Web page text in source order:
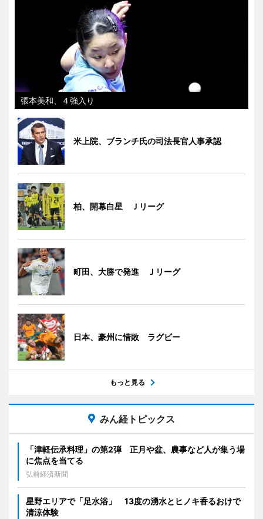
張本美和、４強入り
米上院、ブランチ氏の司法長官人事承認
柏、開幕白星 Ｊリーグ
町田、大勝で発進 Ｊリーグ
日本、豪州に惜敗 ラグビー
もっと見る
みん経トピックス
「津軽伝承料理」の第2弾 正月や盆、農事など人が集う場
に焦点を当てる
弘前経済新聞
星野エリアで「足水浴」 13度の湧水とヒノキ香るおけで
清涼体験